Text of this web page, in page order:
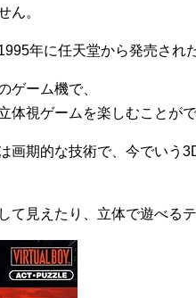
ん。
年に任天堂から発売され
ゲーム機で、
体視ゲームを楽しむことがで
画期的な技術で、今でいう
て見えたり、立体で遊べる